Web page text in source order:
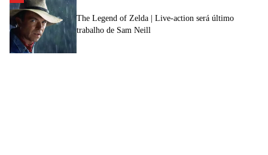
The Legend of Zelda | Live-action será último
trabalho de Sam Neill